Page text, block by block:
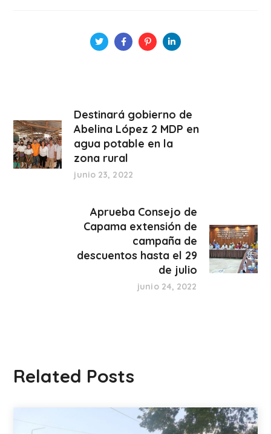
Destinará gobierno de
Abelina López 2 MDP en
agua potable en la
zona rural
junio 23, 2022
Aprueba Consejo de
Capama extensión de
campaña de
descuentos hasta el 29
de julio
junio 24, 2022
Related Posts